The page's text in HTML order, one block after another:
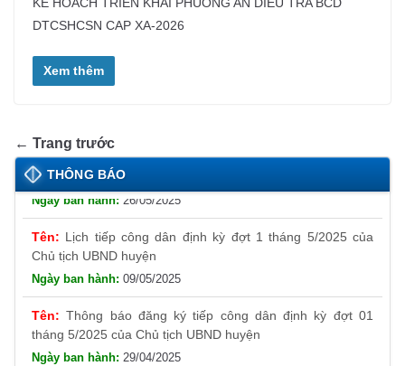
KE HOACH TRIEN KHAI PHUONG AN DIEU TRA BCD
DTCSHCSN CAP XA-2026
Xem thêm
← Trang trước
THÔNG BÁO
Thông báo đăng ký tiếp công dân định kỳ đợt 01
tháng 6/2025 của Chủ tịch UBND huyện
Lịch tiếp công dân định kỳ đợt 1 tháng 5/2025 của
Chủ tịch UBND huyện
09/05/2025
Thông báo đăng ký tiếp công dân định kỳ đợt 01
tháng 5/2025 của Chủ tịch UBND huyện
29/04/2025